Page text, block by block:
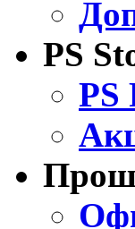
PS
PS